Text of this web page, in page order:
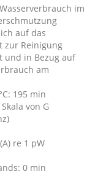
im
auf das
zur Reinigung
und in Bezug auf
am
195 min
von G
re 1 pW
0 min